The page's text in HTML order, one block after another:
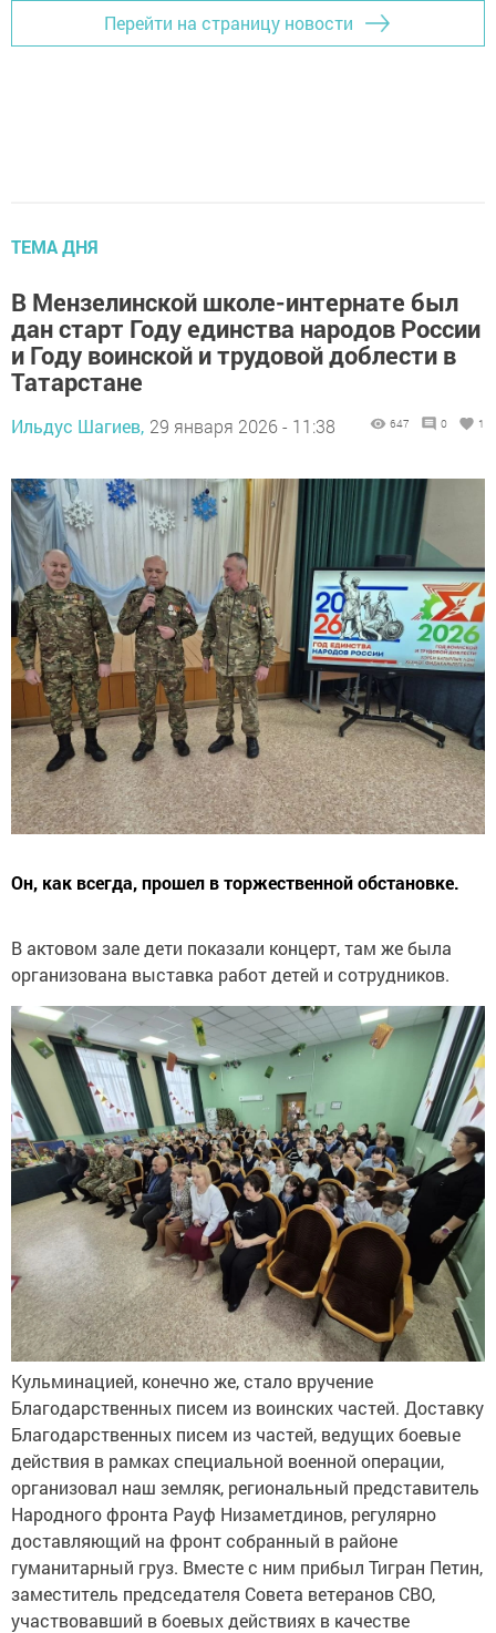
Перейти на страницу новости
ТЕМА ДНЯ
В Мензелинской школе-интернате был
дан старт Году единства народов России
и Году воинской и трудовой доблести в
Татарстане
Ильдус Шагиев, 29 января 2026 - 11:38 647 0 1
Он, как всегда, прошел в торжественной обстановке.
В актовом зале дети показали концерт, там же была
организована выставка работ детей и сотрудников.
Кульминацией, конечно же, стало вручение
Благодарственных писем из воинских частей. Доставку
Благодарственных писем из частей, ведущих боевые
действия в рамках специальной военной операции,
организовал наш земляк, региональный представитель
Народного фронта Рауф Низаметдинов, регулярно
доставляющий на фронт собранный в районе
гуманитарный груз. Вместе с ним прибыл Тигран Петин,
заместитель председателя Совета ветеранов СВО,
участвовавший в боевых действиях в качестве